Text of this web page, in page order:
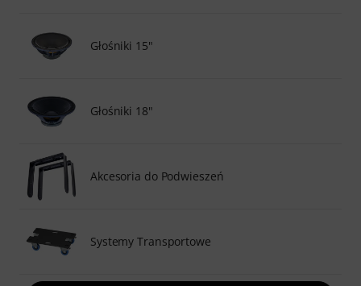
Głośniki 15"
Głośniki 18"
Akcesoria do Podwieszeń
Systemy Transportowe